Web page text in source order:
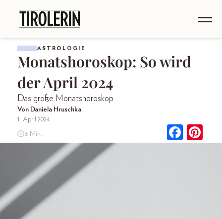
ASTROLOGIE
Monatshoroskop: So wird
der April 2024
Das große Monatshoroskop
Von Daniela Hruschka
1. April 2024
6 Min.